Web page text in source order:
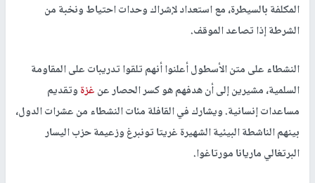
المكلفة بالسيطرة، مع استعداد لإشراك وحدات احتياط ونخبة من
الشرطة إذا تصاعد الموقف.
النشطاء على متن الأسطول أعلنوا أنهم تلقوا تدريبات على المقاومة
السلمية، مشيرين إلى أن هدفهم هو كسر الحصار عنغزةوتقديم
مساعدات إنسانية. ويشارك في القافلة مئات النشطاء من عشرات الدول،
بينهم الناشطة البيئية الشهيرة غريتا تونبرغ وزعيمة حزب اليسار
البرتغالي ماريانا مورتاغوا.